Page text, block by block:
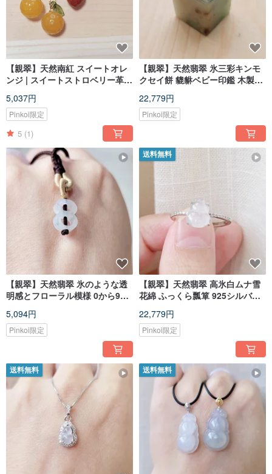
【親翠】天然南紅 スイートオレ
ンジ | スイートストロベリー革紐
5,037円
Pinkoi限定
5 (1)
【親翠】天然翡翠 氷三彩キンモ
クセイ餅 貔貅ベビー印鑑 木製ミ
22,779円
Pinkoi限定
【親翠】天然翡翠 氷のような透
明感とフローラル模様 0から9の
ードネックレス 特別なテーマ
5,094円
Pinkoi限定
送料無料
【親翠】天然翡翠 高氷白ムナ雪
花綿 ふっくら瓢箪 925シルバー
22,779円
Pinkoi限定
送料無料 送料無料